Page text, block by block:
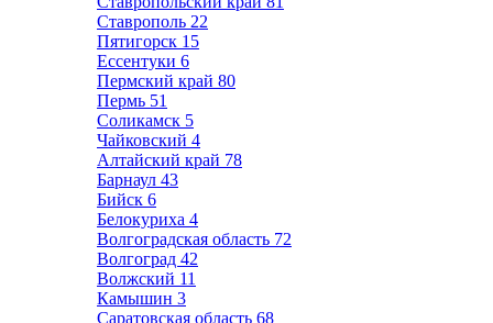
Ставрополь 22
Пятигорск 15
Ессентуки 6
Пермский край 80
Пермь 51
Соликамск 5
Чайковский 4
Алтайский край 78
Барнаул 43
Бийск 6
Белокуриха 4
Волгоградская область 72
Волгоград 42
Волжский 11
Камышин 3
Саратовская область 68